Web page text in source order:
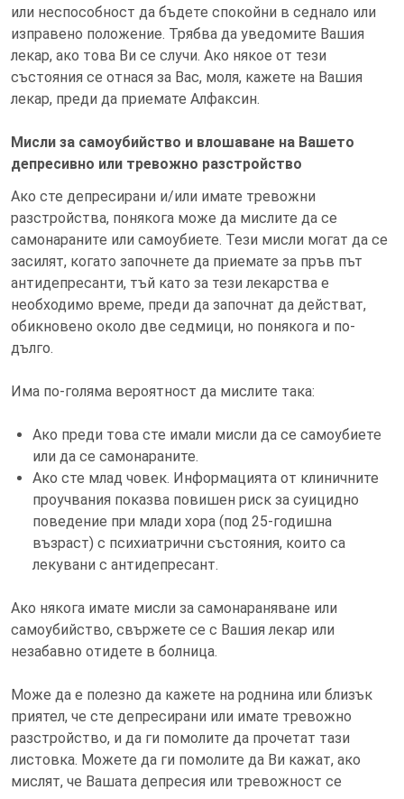
или неспособност да бъдете спокойни в седнало или
изправено положение. Трябва да уведомите Вашия
лекар, ако това Ви се случи. Ако някое от тези
състояния се отнася за Вас, моля, кажете на Вашия
лекар, преди да приемате Алфаксин.
Мисли за самоубийство и влошаване на Вашето
депресивно или тревожно разстройство
Ако сте депресирани и/или имате тревожни
разстройства, понякога може да мислите да се
самонараните или самоубиете. Тези мисли могат да се
засилят, когато започнете да приемате за пръв път
антидепресанти, тъй като за тези лекарства е
необходимо време, преди да започнат да действат,
обикновено около две седмици, но понякога и по-
дълго.
Има по-голяма вероятност да мислите така:
Ако преди това сте имали мисли да се самоубиете
или да се самонараните.
Ако сте млад човек. Информацията от клиничните
проучвания показва повишен риск за суицидно
поведение при млади хора (под 25-годишна
възраст) с психиатрични състояния, които са
лекувани с антидепресант.
Ако някога имате мисли за самонараняване или
самоубийство, свържете се с Вашия лекар или
незабавно отидете в болница.
Може да е полезно да кажете на роднина или близък
приятел, че сте депресирани или имате тревожно
разстройство, и да ги помолите да прочетат тази
листовка. Можете да ги помолите да Ви кажат, ако
мислят, че Вашата депресия или тревожност се